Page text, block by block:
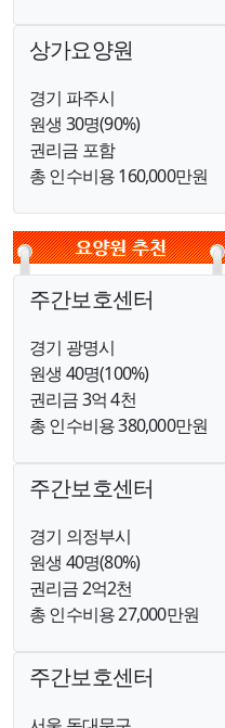
상가요양원
경기 파주시
원생 30명(90%)
권리금 포함
총 인수비용 160,000만원
주간보호센터
경기 광명시
원생 40명(100%)
권리금 3억 4천
총 인수비용 380,000만원
주간보호센터
경기 의정부시
원생 40명(80%)
권리금 2억2천
총 인수비용 27,000만원
주간보호센터